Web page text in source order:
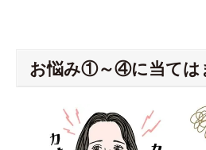
お悩み①～④に当ては